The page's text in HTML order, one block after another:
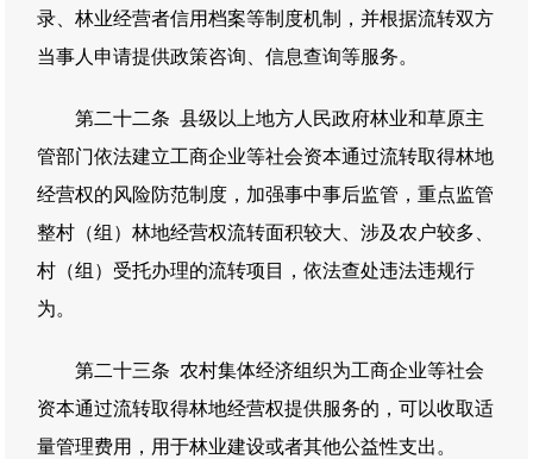
录、林业经营者信用档案等制度机制，并根据流转双方
当事人申请提供政策咨询、信息查询等服务。
第二十二条 县级以上地方人民政府林业和草原主
管部门依法建立工商企业等社会资本通过流转取得林地
经营权的风险防范制度，加强事中事后监管，重点监管
整村（组）林地经营权流转面积较大、涉及农户较多、
村（组）受托办理的流转项目，依法查处违法违规行
为。
第二十三条 农村集体经济组织为工商企业等社会
资本通过流转取得林地经营权提供服务的，可以收取适
量管理费用，用于林业建设或者其他公益性支出。